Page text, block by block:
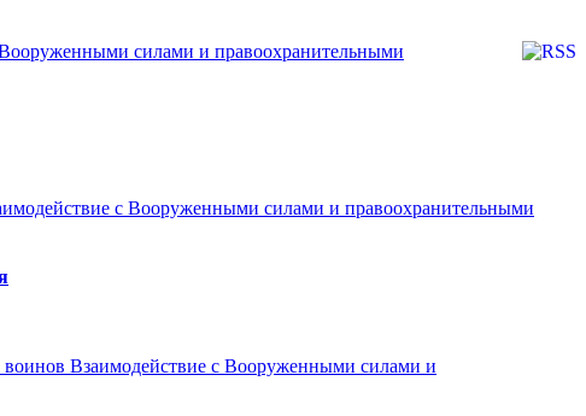
силами и правоохранительными
с Вооруженными силами и правоохранительными
Взаимодействие с Вооруженными силами и